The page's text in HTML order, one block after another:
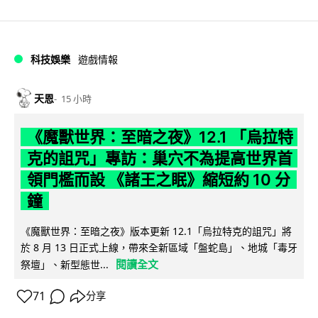
科技娛樂 遊戲情報
天恩 15 小時
《魔獸世界：至暗之夜》12.1 「烏拉特
克的詛咒」專訪：巢穴不為提高世界首
領門檻而設 《諸王之眠》縮短約 10 分
鐘
《魔獸世界：至暗之夜》版本更新 12.1「烏拉特克的詛咒」將
於 8 月 13 日正式上線，帶來全新區域「盤蛇島」、地城「毒牙
祭壇」、新型態世...
閱讀全文
71 分享